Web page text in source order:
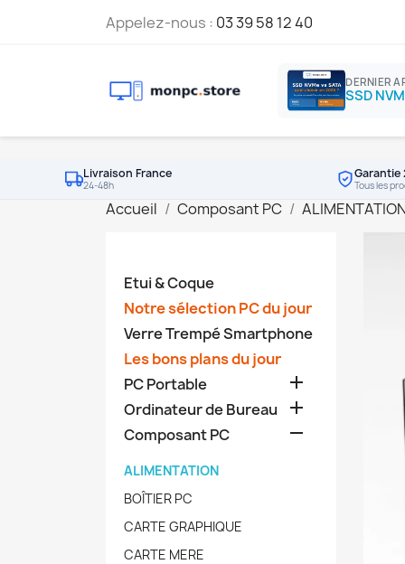
Appelez-nous : 03 39 58 12 40
DERNIER
Livraison France
24-48h
Garantie
Tous les
Accueil Composant PC
Etui & Coque
Notre sélection PC du jour
Verre Trempé Smartphone
Les bons plans du jour
PC Portable

Ordinateur de Bureau 
Composant PC 
ALIMENTATION
BOÎTIER PC
CARTE GRAPHIQUE
CARTE MERE